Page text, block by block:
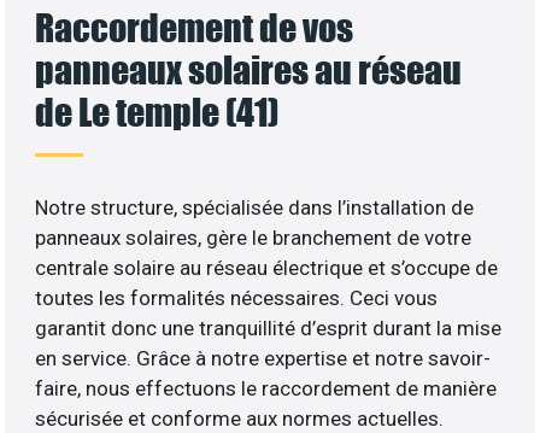
Raccordement de vos
panneaux solaires au réseau
de Le temple (41)
Notre structure, spécialisée dans l’installation de
panneaux solaires, gère le branchement de votre
centrale solaire au réseau électrique et s’occupe de
toutes les formalités nécessaires. Ceci vous
garantit donc une tranquillité d’esprit durant la mise
en service. Grâce à notre expertise et notre savoir-
faire, nous effectuons le raccordement de manière
sécurisée et conforme aux normes actuelles.